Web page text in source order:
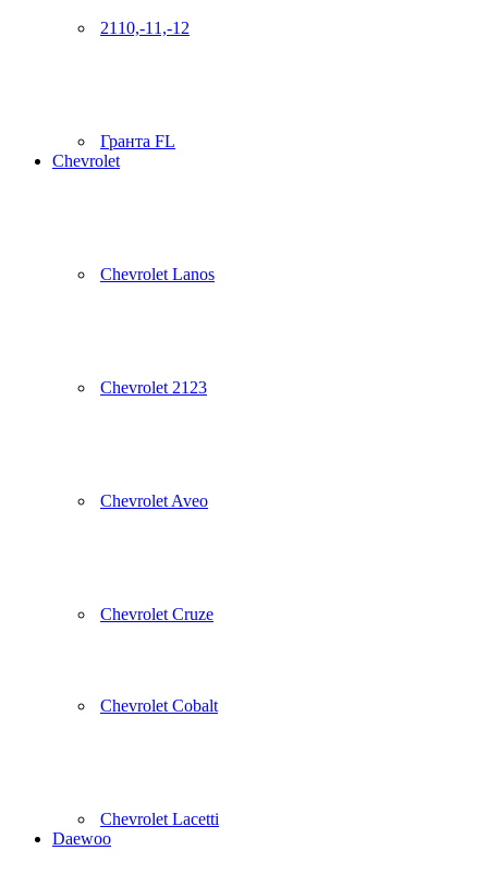
2110,-11,-12
Гранта FL
Chevrolet
Chevrolet Lanos
Chevrolet 2123
Chevrolet Aveo
Chevrolet Cruze
Chevrolet Cobalt
Chevrolet Lacetti
Daewoo